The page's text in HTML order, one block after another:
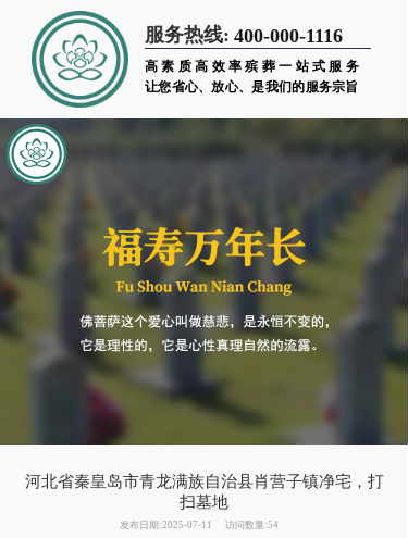
服务热线: 400-000-1116
高素质高效率殡葬一站式服务
让您省心、放心、是我们的服务宗旨
河北省秦皇岛市青龙满族自治县肖营子镇净宅，打
扫墓地
发布日期:2025-07-11 访问数量:54